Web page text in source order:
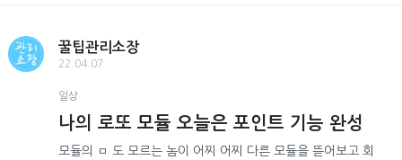
꿀팁관리소장
22.04.07
일상
나의 로또 모듈 오늘은 포인트 기능 완성
모듈의 ㅁ 도 모르는 놈이 어찌 어찌 다른 모듈을 뜯어보고 회